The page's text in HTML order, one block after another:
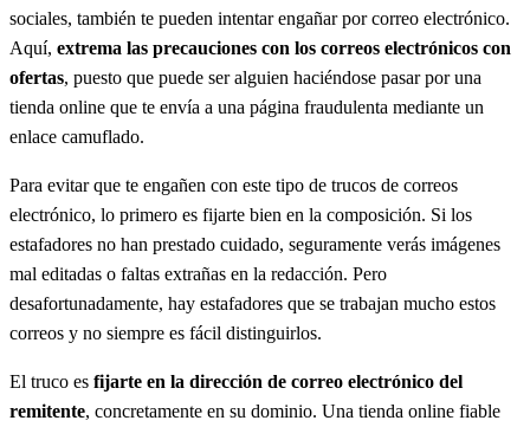
sociales, también te pueden intentar engañar por correo electrónico.
Aquí, extrema las precauciones con los correos electrónicos con
ofertas, puesto que puede ser alguien haciéndose pasar por una
tienda online que te envía a una página fraudulenta mediante un
enlace camuflado.
Para evitar que te engañen con este tipo de trucos de correos
electrónico, lo primero es fijarte bien en la composición. Si los
estafadores no han prestado cuidado, seguramente verás imágenes
mal editadas o faltas extrañas en la redacción. Pero
desafortunadamente, hay estafadores que se trabajan mucho estos
correos y no siempre es fácil distinguirlos.
El truco es fijarte en la dirección de correo electrónico del
remitente, concretamente en su dominio. Una tienda online fiable